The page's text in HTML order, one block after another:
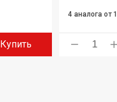
Купить
4 аналога от